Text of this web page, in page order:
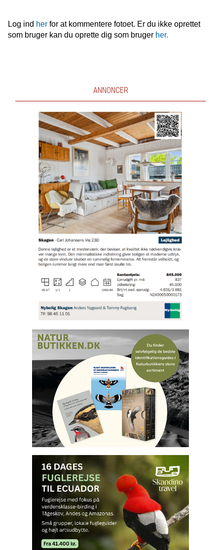
Log ind herfor at kommentere fotoet. Er du ikke oprettet
som bruger kan du oprette dig som bruger her.
ANNONCER